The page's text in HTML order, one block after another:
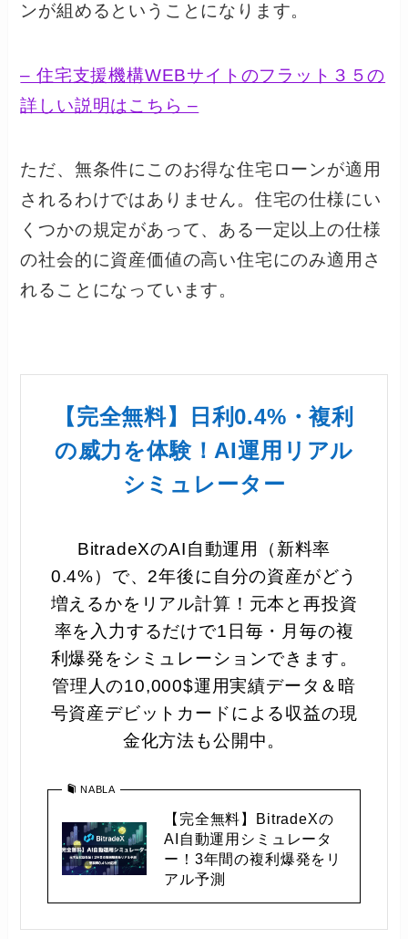
ンが組めるということになります。
– 住宅支援機構WEBサイトのフラット３５の
詳しい説明はこちら –
ただ、無条件にこのお得な住宅ローンが適用
されるわけではありません。住宅の仕様にい
くつかの規定があって、ある一定以上の仕様
の社会的に資産価値の高い住宅にのみ適用さ
れることになっています。
【完全無料】日利0.4%・複利
の威力を体験！AI運用リアル
シミュレーター
BitradeXのAI自動運用（新料率
0.4%）で、2年後に自分の資産がどう
増えるかをリアル計算！元本と再投資
率を入力するだけで1日毎・月毎の複
利爆発をシミュレーションできます。
管理人の10,000$運用実績データ＆暗
号資産デビットカードによる収益の現
金化方法も公開中。
NABLA
【完全無料】BitradeXの
AI自動運用シミュレータ
ー！3年間の複利爆発をリ
アル予測